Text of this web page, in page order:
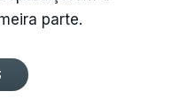
parte.